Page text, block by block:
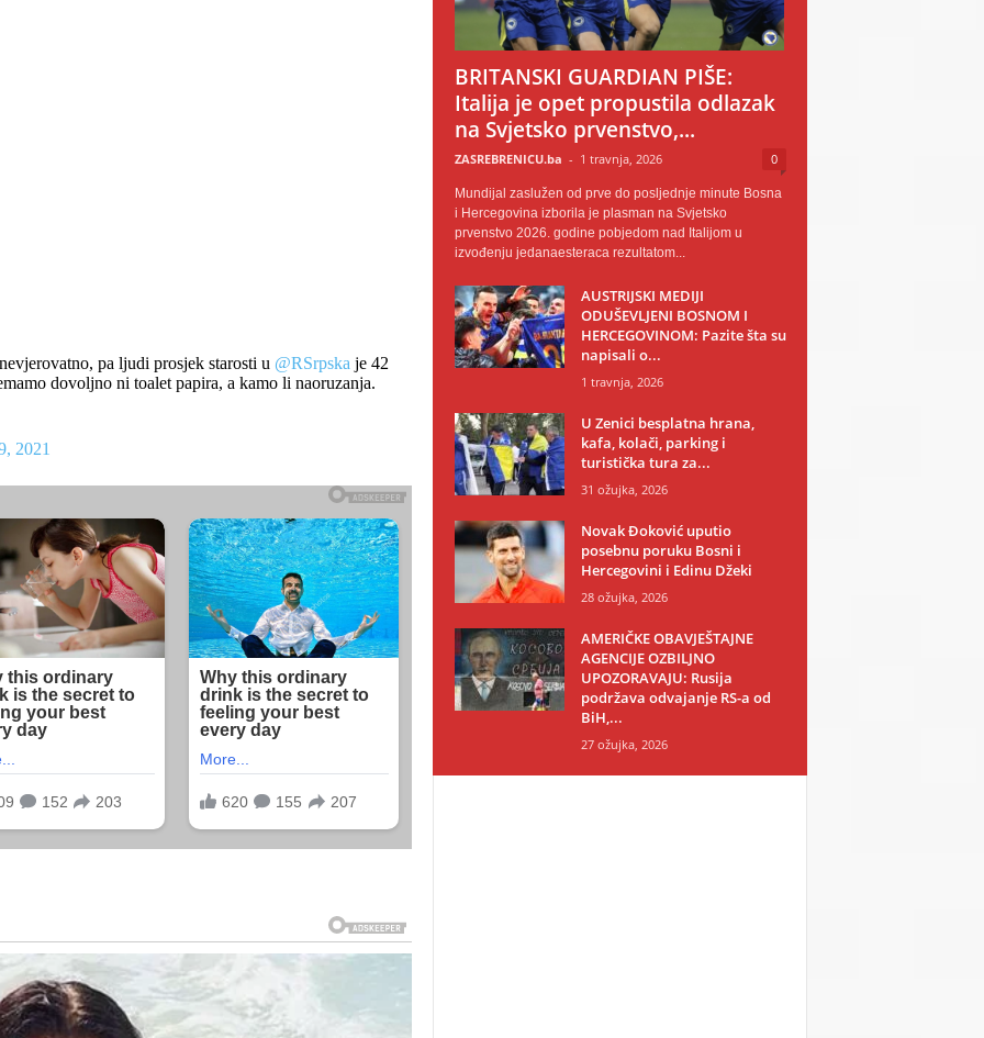
pa ljudi prosjek starosti u @RSrpska je 42
dovoljno ni toalet papira, a kamo li naoruzanja.
2021
BRITANSKI GUARDIAN PIŠE:
Italija je opet propustila odlazak
na Svjetsko prvenstvo,...
ZASREBRENICU.ba - 1 travnja, 2026 0
Mundijal zaslužen od prve do posljednje minute Bosna
i Hercegovina izborila je plasman na Svjetsko
prvenstvo 2026. godine pobjedom nad Italijom u
izvođenju jedanaesteraca rezultatom...
AUSTRIJSKI MEDIJI
ODUŠEVLJENI BOSNOM I
HERCEGOVINOM: Pazite šta su
napisali o...
1 travnja, 2026
U Zenici besplatna hrana,
kafa, kolači, parking i
turistička tura za...
31 ožujka, 2026
Novak Đoković uputio
posebnu poruku Bosni i
Hercegovini i Edinu Džeki
28 ožujka, 2026
AMERIČKE OBAVJEŠTAJNE
AGENCIJE OZBILJNO
UPOZORAVAJU: Rusija
podržava odvajanje RS-a od
BiH,...
27 ožujka, 2026